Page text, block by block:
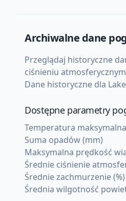
Archiwalne dane
Przeglądaj historyczne
ciśnieniu
Dane historyczne dla
Dostępne parametry
Temperatura
Suma opadów (mm)
Maksymalna prędkość
Średnie ciśnienie
Średnie zachmurzenie (%)
Średnia wilgotność